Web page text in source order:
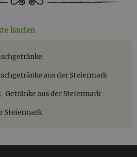
kaufen
aus der Steiermark
Getränke aus der Steiermark
Steiermark